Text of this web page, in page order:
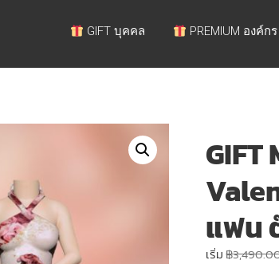
GIFT บุคคล PREMIUM องค์กร
GIFT
แฟน
เริ่ม฿